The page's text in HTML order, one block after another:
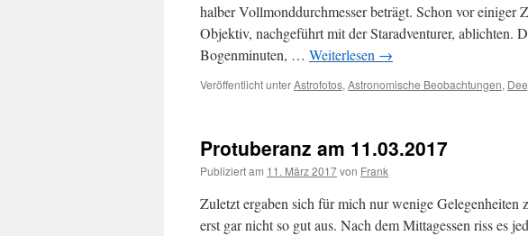
halber Vollmonddurchmesser beträgt. Schon vor einiger
Objektiv, nachgeführt mit der Staradventurer, ablichten.
Bogenminuten, … Weiterlesen →
Veröffentlicht unterAstrofotos, Astronomische Beobachtungen,
Protuberanz am 11.03.2017
Publiziert am 11. März 2017von Frank
Zuletzt ergaben sich für mich nur wenige Gelegenheiten
erst gar nicht so gut aus. Nach dem Mittagessen riss es